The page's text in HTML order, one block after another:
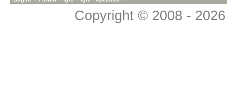
Copyright © 2008 -